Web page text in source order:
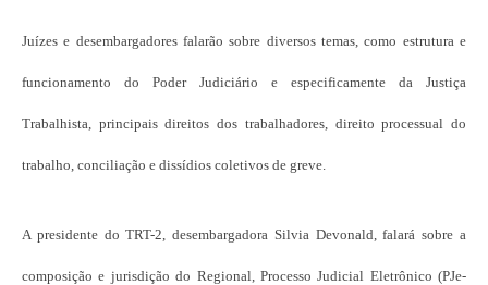
Juízes e desembargadores falarão sobre diversos temas, como estrutura e
funcionamento do Poder Judiciário e especificamente da Justiça
Trabalhista, principais direitos dos trabalhadores, direito processual do
trabalho, conciliação e dissídios coletivos de greve.
A presidente do TRT-2, desembargadora Silvia Devonald, falará sobre a
composição e jurisdição do Regional, Processo Judicial Eletrônico (PJe-